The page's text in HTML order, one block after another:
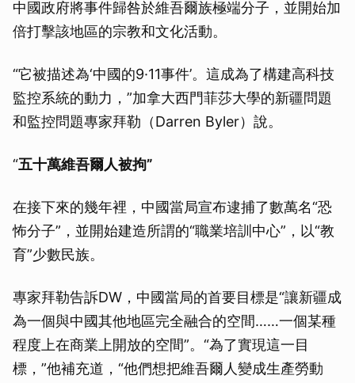
中國政府將事件歸咎於維吾爾族極端分子，並開始加
倍打擊該地區的宗教和文化活動。
“它被描述為‘中國的9·11事件’。這成為了構建高科技
監控系統的動力，”加拿大西門菲莎大學的新疆問題
和監控問題專家拜勒（Darren Byler）說。
“五十萬維吾爾人被拘”
在接下來的幾年裡，中國當局宣布逮捕了數萬名“恐
怖分子”，並開始建造所謂的“職業培訓中心”，以“教
育”少數民族。
專家拜勒告訴DW，中國當局的首要目標是“讓新疆成
為一個與中國其他地區完全融合的空間……一個某種
程度上在商業上開放的空間”。“為了實現這一目
標，”他補充道，“他們想把維吾爾人變成生產勞動